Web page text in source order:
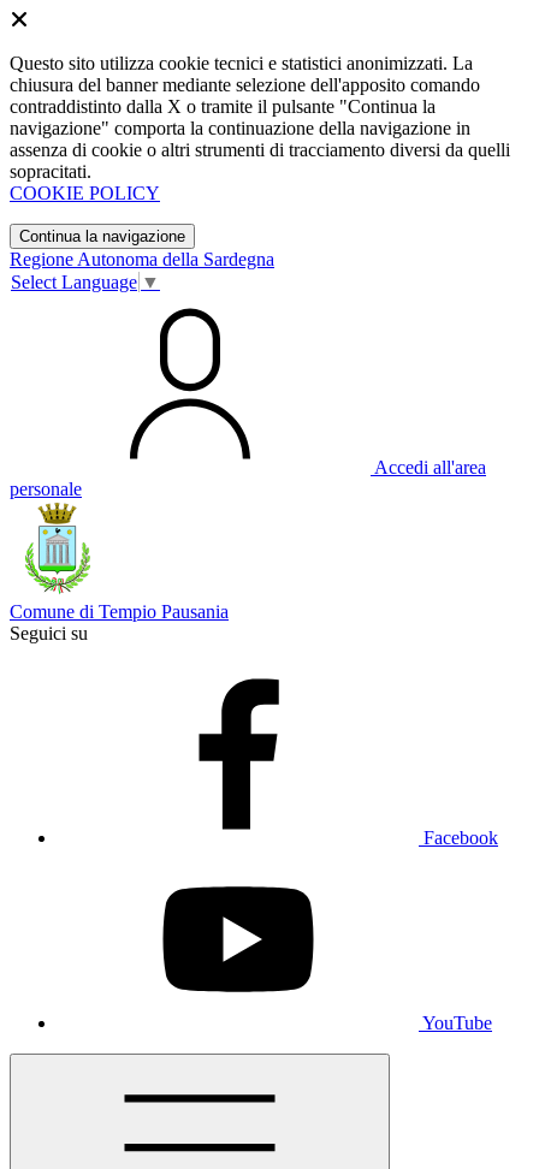
Questo sito utilizza cookie tecnici e statistici anonimizzati. La
chiusura del banner mediante selezione dell'apposito comando
contraddistinto dalla X o tramite il pulsante "Continua la
navigazione" comporta la continuazione della navigazione in
assenza di cookie o altri strumenti di tracciamento diversi da quelli
sopracitati.
COOKIE POLICY
Continua la navigazione
Regione Autonoma della Sardegna
Select Language ▼
Accedi all'area
personale
Comune di Tempio Pausania
Seguici su
Facebook
YouTube